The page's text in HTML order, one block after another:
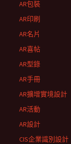
AR包裝
AR印刷
AR名片
AR喜帖
AR型錄
AR手冊
AR擴增實境設計
AR活動
AR設計
CIS企業識別設計